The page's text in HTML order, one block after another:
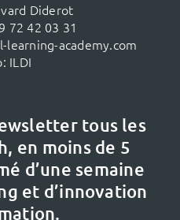
Diderot
72 42 03 31
learning-academy.com
ILDI
tous les
en moins de 5
d’une semaine
et d’innovation